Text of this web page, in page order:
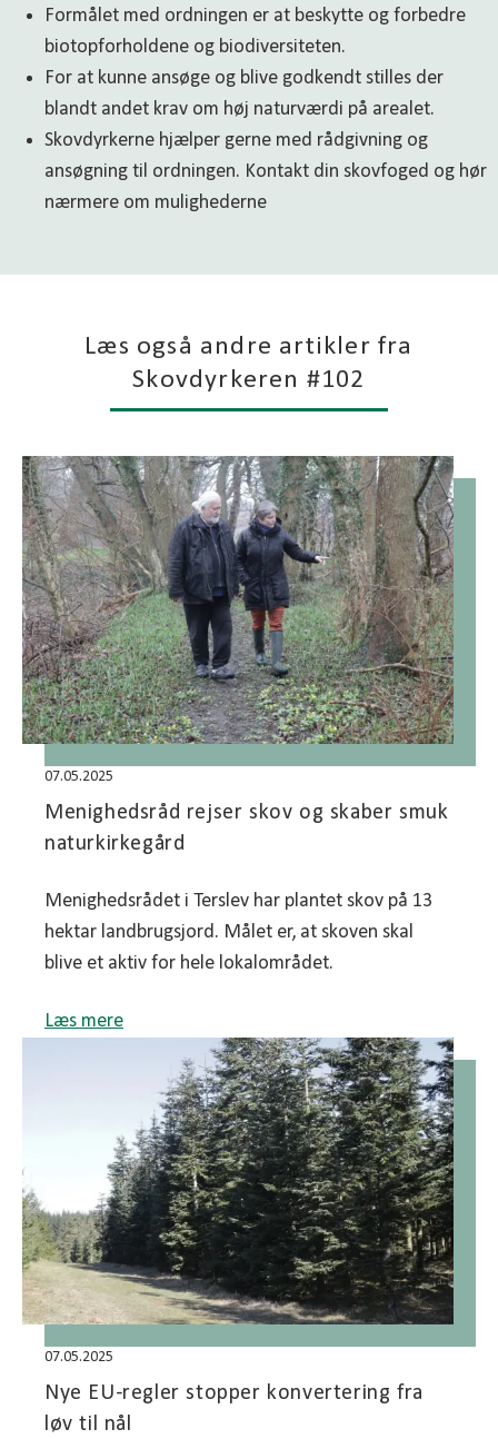
Formålet med ordningen er at beskytte og forbedre
biotopforholdene og biodiversiteten.
For at kunne ansøge og blive godkendt stilles der
blandt andet krav om høj naturværdi på arealet.
Skovdyrkerne hjælper gerne med rådgivning og
ansøgning til ordningen. Kontakt din skovfoged og hør
nærmere om mulighederne
Læs også andre artikler fra
Skovdyrkeren #102
07.05.2025
Menighedsråd rejser skov og skaber smuk
naturkirkegård
Menighedsrådet i Terslev har plantet skov på 13
hektar landbrugsjord. Målet er, at skoven skal
blive et aktiv for hele lokalområdet.
Læs mere
07.05.2025
Nye EU-regler stopper konvertering fra
løv til nål